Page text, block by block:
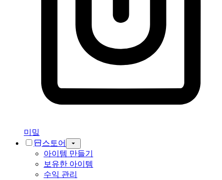
미밐
스토어
아이템 만들기
보유한 아이템
수익 관리